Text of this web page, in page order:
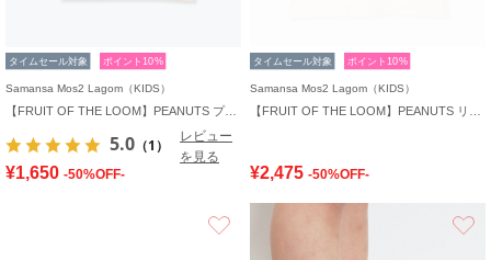
タイムセール対象 ポイント10%
Samansa Mos2 Lagom（KIDS）
【FRUIT OF THE LOOM】PEANUTS プリントリンガーT
5.0 （1）
レビュー
を見る
¥1,650 -50%OFF-
タイムセール対象 ポイント10%
Samansa Mos2 Lagom（KIDS）
¥2,475 -50%OFF-
お気に入り